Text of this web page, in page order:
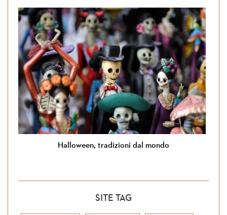
Halloween, tradizioni dal mondo
SITE TAG